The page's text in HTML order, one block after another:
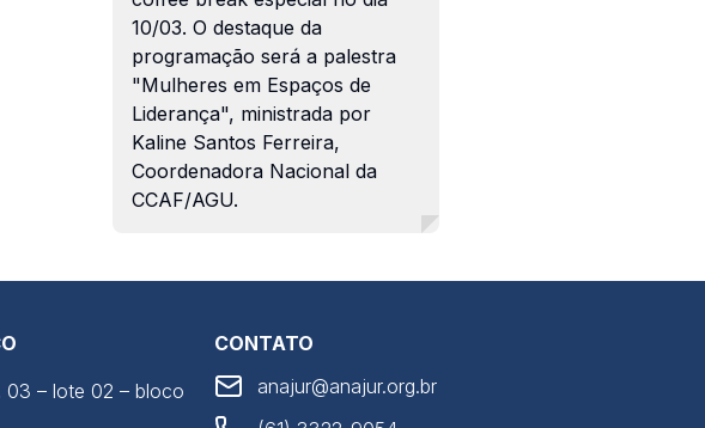
10/03. O destaque da
programação será a palestra
"Mulheres em Espaços de
Liderança", ministrada por
Kaline Santos Ferreira,
Coordenadora Nacional da
CCAF/AGU.
03 – lote 02 – bloco
CONTATO
anajur@anajur.org.br